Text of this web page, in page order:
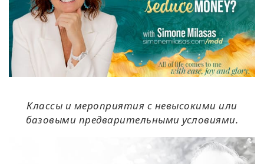
Классы и мероприятия с невысокими или
базовыми предварительными условиями.